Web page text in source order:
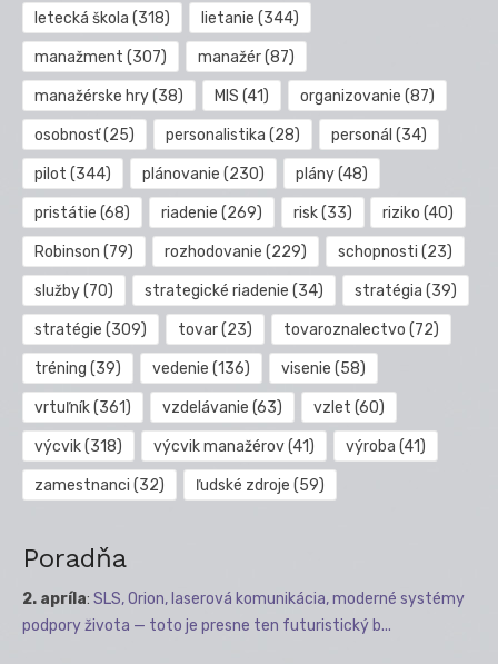
letecká škola (318) lietanie (344)
manažment (307) manažér(87)
manažérske hry(38) MIS (41) organizovanie (87)
osobnosť(25) personalistika (28) personál (34)
pilot (344) plánovanie (230) plány(48)
pristátie (68) riadenie (269) risk(33) riziko (40)
Robinson (79) rozhodovanie (229) schopnosti (23)
služby(70) strategické riadenie (34) stratégia (39)
stratégie (309) tovar(23) tovaroznalectvo (72)
tréning (39) vedenie (136) visenie (58)
vrtuľník(361) vzdelávanie (63) vzlet (60)
výcvik(318) výcvik manažérov(41) výroba (41)
zamestnanci (32) ľudské zdroje (59)
Poradňa
2. apríla: SLS, Orion, laserová komunikácia, moderné systémy
podpory života — toto je presne ten futuristický b...